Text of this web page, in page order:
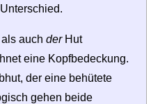
auch derHut
eine Kopfbedeckung.
der eine behütete
gehen beide